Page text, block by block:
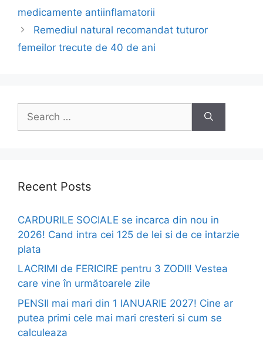
navigation
medicamente antiinflamatorii
Remediul natural recomandat tuturor
femeilor trecute de 40 de ani
for:
Recent Posts
CARDURILE SOCIALE se incarca din nou in
2026! Cand intra cei 125 de lei si de ce intarzie
plata
LACRIMI de FERICIRE pentru 3 ZODII! Vestea
care vine în următoarele zile
PENSII mai mari din 1 IANUARIE 2027! Cine ar
putea primi cele mai mari cresteri si cum se
calculeaza